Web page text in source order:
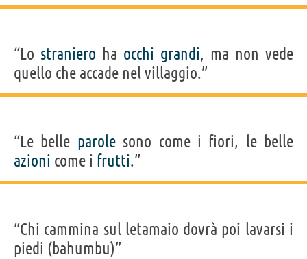
“Lo straniero ha occhi grandi, ma non vede
quello che accade nel villaggio.”
“Le belle parolesono come i fiori, le belle
azioni come i frutti.”
“Chi cammina sul letamaio dovrà poi lavarsi i
piedi (bahumbu)”